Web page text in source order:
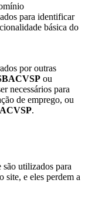
para identificar
básica do
por outras
ou
necessários para
de emprego, ou
.
são utilizados para
site, e eles perdem a